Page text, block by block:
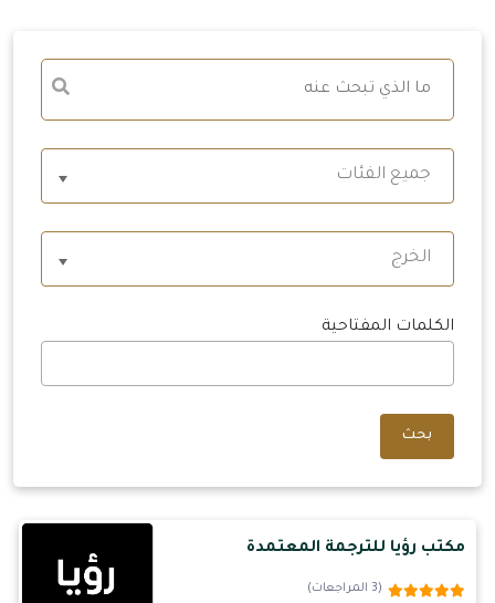
جميع الفئات
الخرج
الكلمات المفتاحية
بحث
مكتب رؤيا للترجمة المعتمدة
(3 المراجعات)